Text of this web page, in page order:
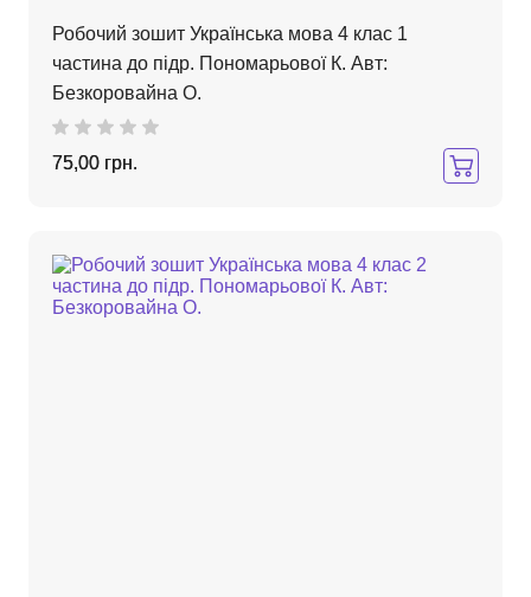
Робочий зошит Українська мова 4 клас 1
частина до підр. Пономарьової К. Авт:
Безкоровайна О.
75,00 грн.